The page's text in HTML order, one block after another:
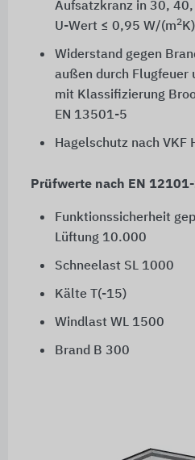
Aufsatzkranz in 30,
U-Wert ≤ 0,95 W/(m2K)
Widerstand gegen
außen durch Flugfeuer
mit Klassifizierung
EN 13501-5
Hagelschutz nach VKF
Prüfwerte nach EN
Funktionssicherheit
Lüftung 10.000
Schneelast SL 1000
Kälte T(-15)
Windlast WL 1500
Brand B 300